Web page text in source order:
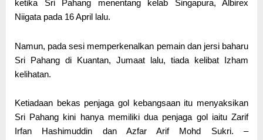
ketika Sri Pahang menentang kelab Singapura, Albirex
Niigata pada 16 April lalu.
Namun, pada sesi memperkenalkan pemain dan jersi baharu
Sri Pahang di Kuantan, Jumaat lalu, tiada kelibat Izham
kelihatan.
Ketiadaan bekas penjaga gol kebangsaan itu menyaksikan
Sri Pahang kini hanya memiliki dua penjaga gol iaitu Zarif
Irfan Hashimuddin dan Azfar Arif Mohd Sukri. –